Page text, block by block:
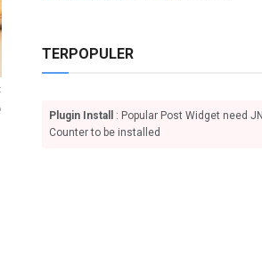
TERPOPULER
Plugin Install
: Popular Post Widget need
Counter to be installed